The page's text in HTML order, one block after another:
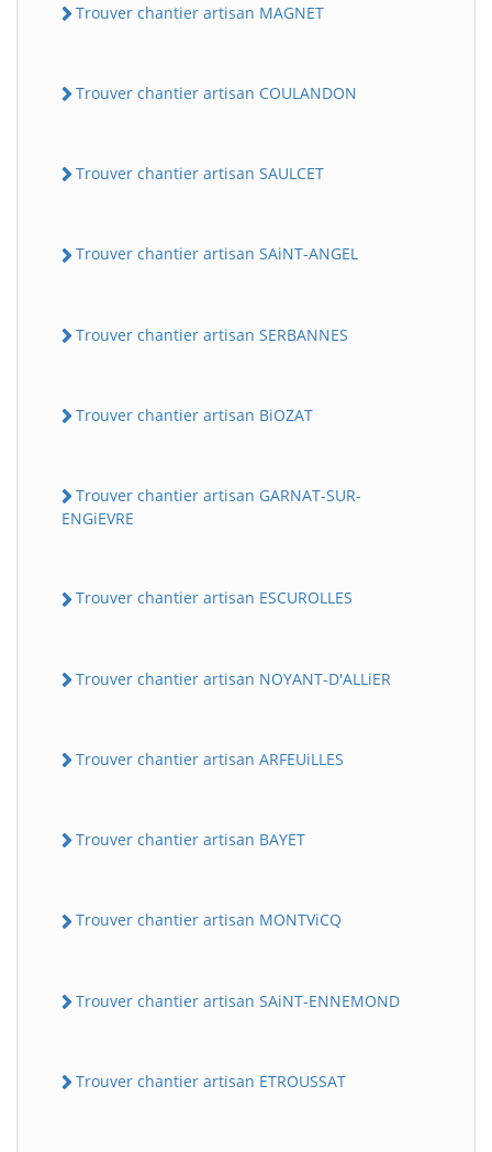
Trouver chantier artisan MAGNET
Trouver chantier artisan COULANDON
Trouver chantier artisan SAULCET
Trouver chantier artisan SAiNT-ANGEL
Trouver chantier artisan SERBANNES
Trouver chantier artisan BiOZAT
Trouver chantier artisan GARNAT-SUR-
ENGiEVRE
Trouver chantier artisan ESCUROLLES
Trouver chantier artisan NOYANT-D'ALLiER
Trouver chantier artisan ARFEUiLLES
Trouver chantier artisan BAYET
Trouver chantier artisan MONTViCQ
Trouver chantier artisan SAiNT-ENNEMOND
Trouver chantier artisan ETROUSSAT